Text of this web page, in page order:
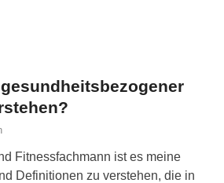
Fitnessfachmann ist es meine
Definitionen zu verstehen, die in